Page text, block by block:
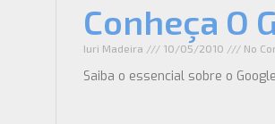
Conheça O
Iuri Madeira 10/05/2010 No
Saiba o essencial sobre o